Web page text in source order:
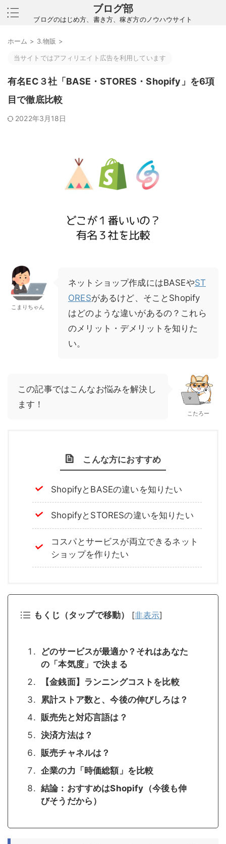
ブログ部
ブログのはじめ方、書き方、稼ぎ方のノウハウサイト
ホーム > 3.物販 >
当サイトではアフィリエイト広告を利用しています
有名EC３社「BASE・STORES・Shopify」を6項
目で徹底比較
2022年3月18日
こまりちゃん
ネットショップ作成にはBASEやST
ORESがあるけど、そことShopify
はどのような違いがあるの？これら
のメリット・デメリットを知りた
い。
この記事ではこんなお悩みを解決し
ます！
こたろー
こんな方におすすめ
ShopifyとBASEの違いを知りたい
ShopifyとSTORESの違いを知りたい
コスパとサービスが両立できるネット
ショップを作りたい
もくじ（タップで移動） [非表示]
どのサービスが最適か？それはあなた
の「本気度」で決まる
【金銭面】ランニングコストを比較
累計ストア数と、今後の伸びしろは？
販売先と対応言語は？
決済方法は？
販売チャネルは？
企業の力「時価総額」を比較
結論：おすすめはShopify（今後も伸
びそうだから）